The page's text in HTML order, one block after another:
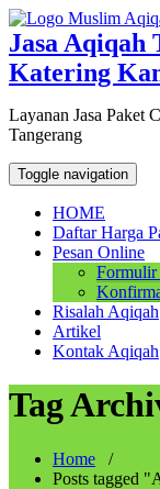
Skip
to
content
Jasa Aqiqah
Katering
Layanan Jasa Paket
Tangerang
Toggle navigation
HOME
Daftar Harga
Pesan Online
Formulir
Risalah Aqiqah
Artikel
Kontak Aqiqah
Tag
Home /
Posts tagged